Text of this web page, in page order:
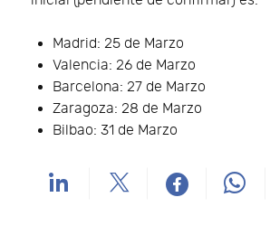
Madrid: 25 de Marzo
Valencia: 26 de Marzo
Barcelona: 27 de Marzo
Zaragoza: 28 de Marzo
Bilbao: 31 de Marzo